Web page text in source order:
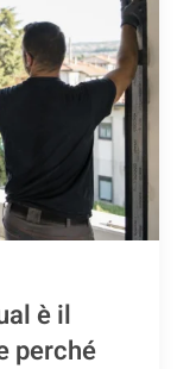
è il
perché